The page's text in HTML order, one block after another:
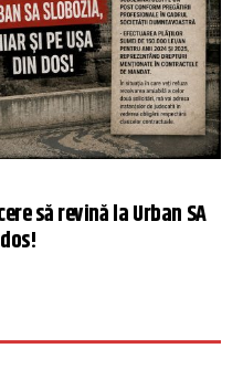
să revină la Urban SA